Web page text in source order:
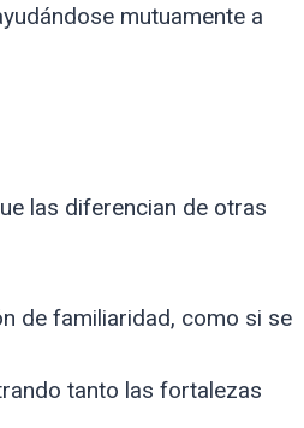
mutuamente a
las diferencian de otras
de familiaridad, como si se
tanto las fortalezas